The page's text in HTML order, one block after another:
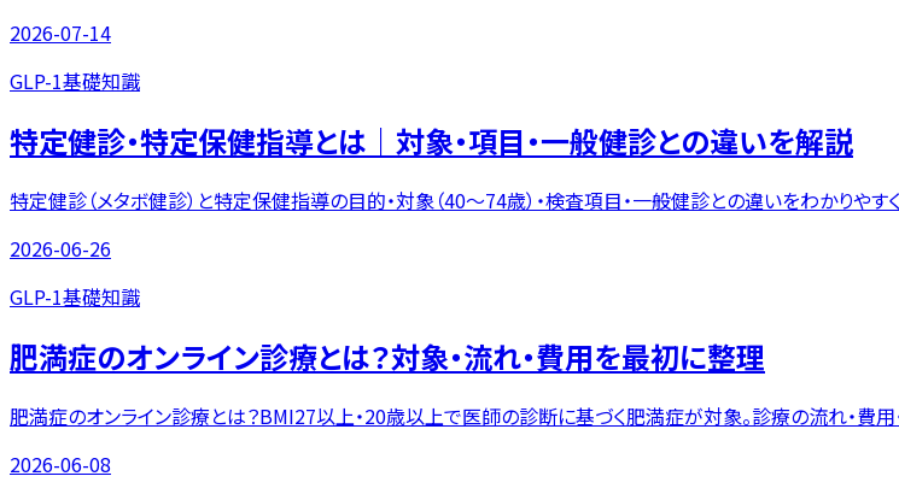
2026-07-14
GLP-1基礎知識
特定健診・特定保健指導とは｜対象・項目・一般健診との違いを解説
特定健診（メタボ健診）と特定保健指導の目的・対象（40〜74歳）・検査項目・一般健診との違いをわかりや
2026-06-26
GLP-1基礎知識
肥満症のオンライン診療とは？対象・流れ・費用を最初に整理
肥満症のオンライン診療とは？BMI27以上・20歳以上で医師の診断に基づく肥満症が対象。診療の流れ・費
2026-06-08